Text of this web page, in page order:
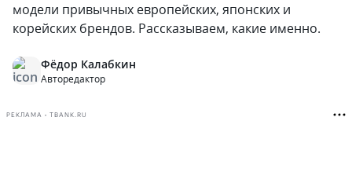
модели привычных европейских‚ японских и
корейских брендов. Рассказываем‚ какие именно.
Фёдор Калабкин
Авторедактор
РЕКЛАМА • TBANK.RU